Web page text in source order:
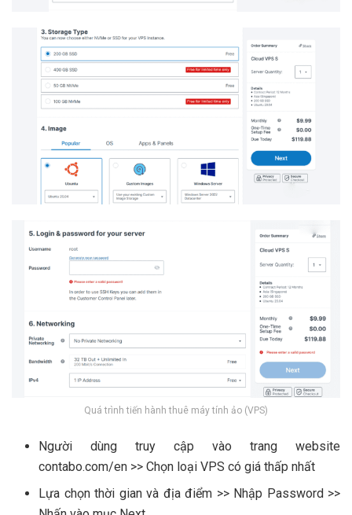
Quá trình tiến hành thuê máy tính ảo (VPS)
Người dùng truy cập vào trang website
contabo.com/en >> Chọn loại VPS có giá thấp nhất
Lựa chọn thời gian và địa điểm >> Nhập Password >>